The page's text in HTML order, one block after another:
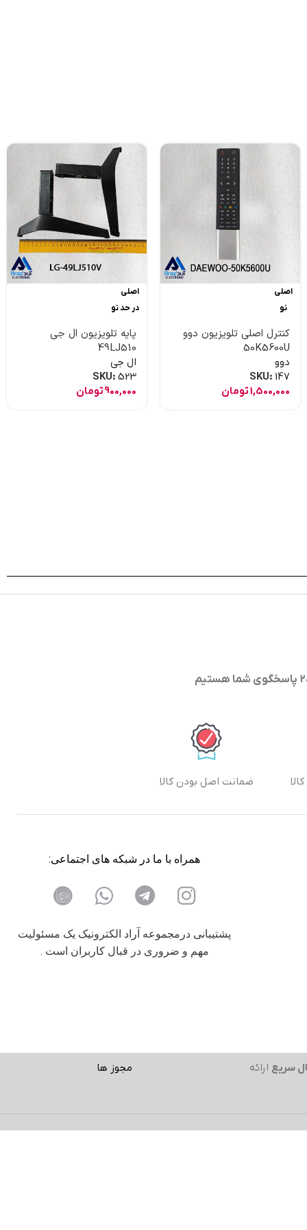
اصلی
نو
کنترل اصلی تلویزیون دوو
50K5600U
دوو
SKU: 147
1,500,000تومان
اصلی
در حد نو
پایه تلویزیون ال جی
49LJ510
ال جی
SKU: 523
900,000تومان
ضمانت اصل بودن کالا
همراه با ما در شبکه های اجتماعی:
پشتیبانی درمجموعه آراد الکترونیک یک مسئولیت
مهم و ضروری در قبال کاربران است .
سریع ارائه
مجوز ها